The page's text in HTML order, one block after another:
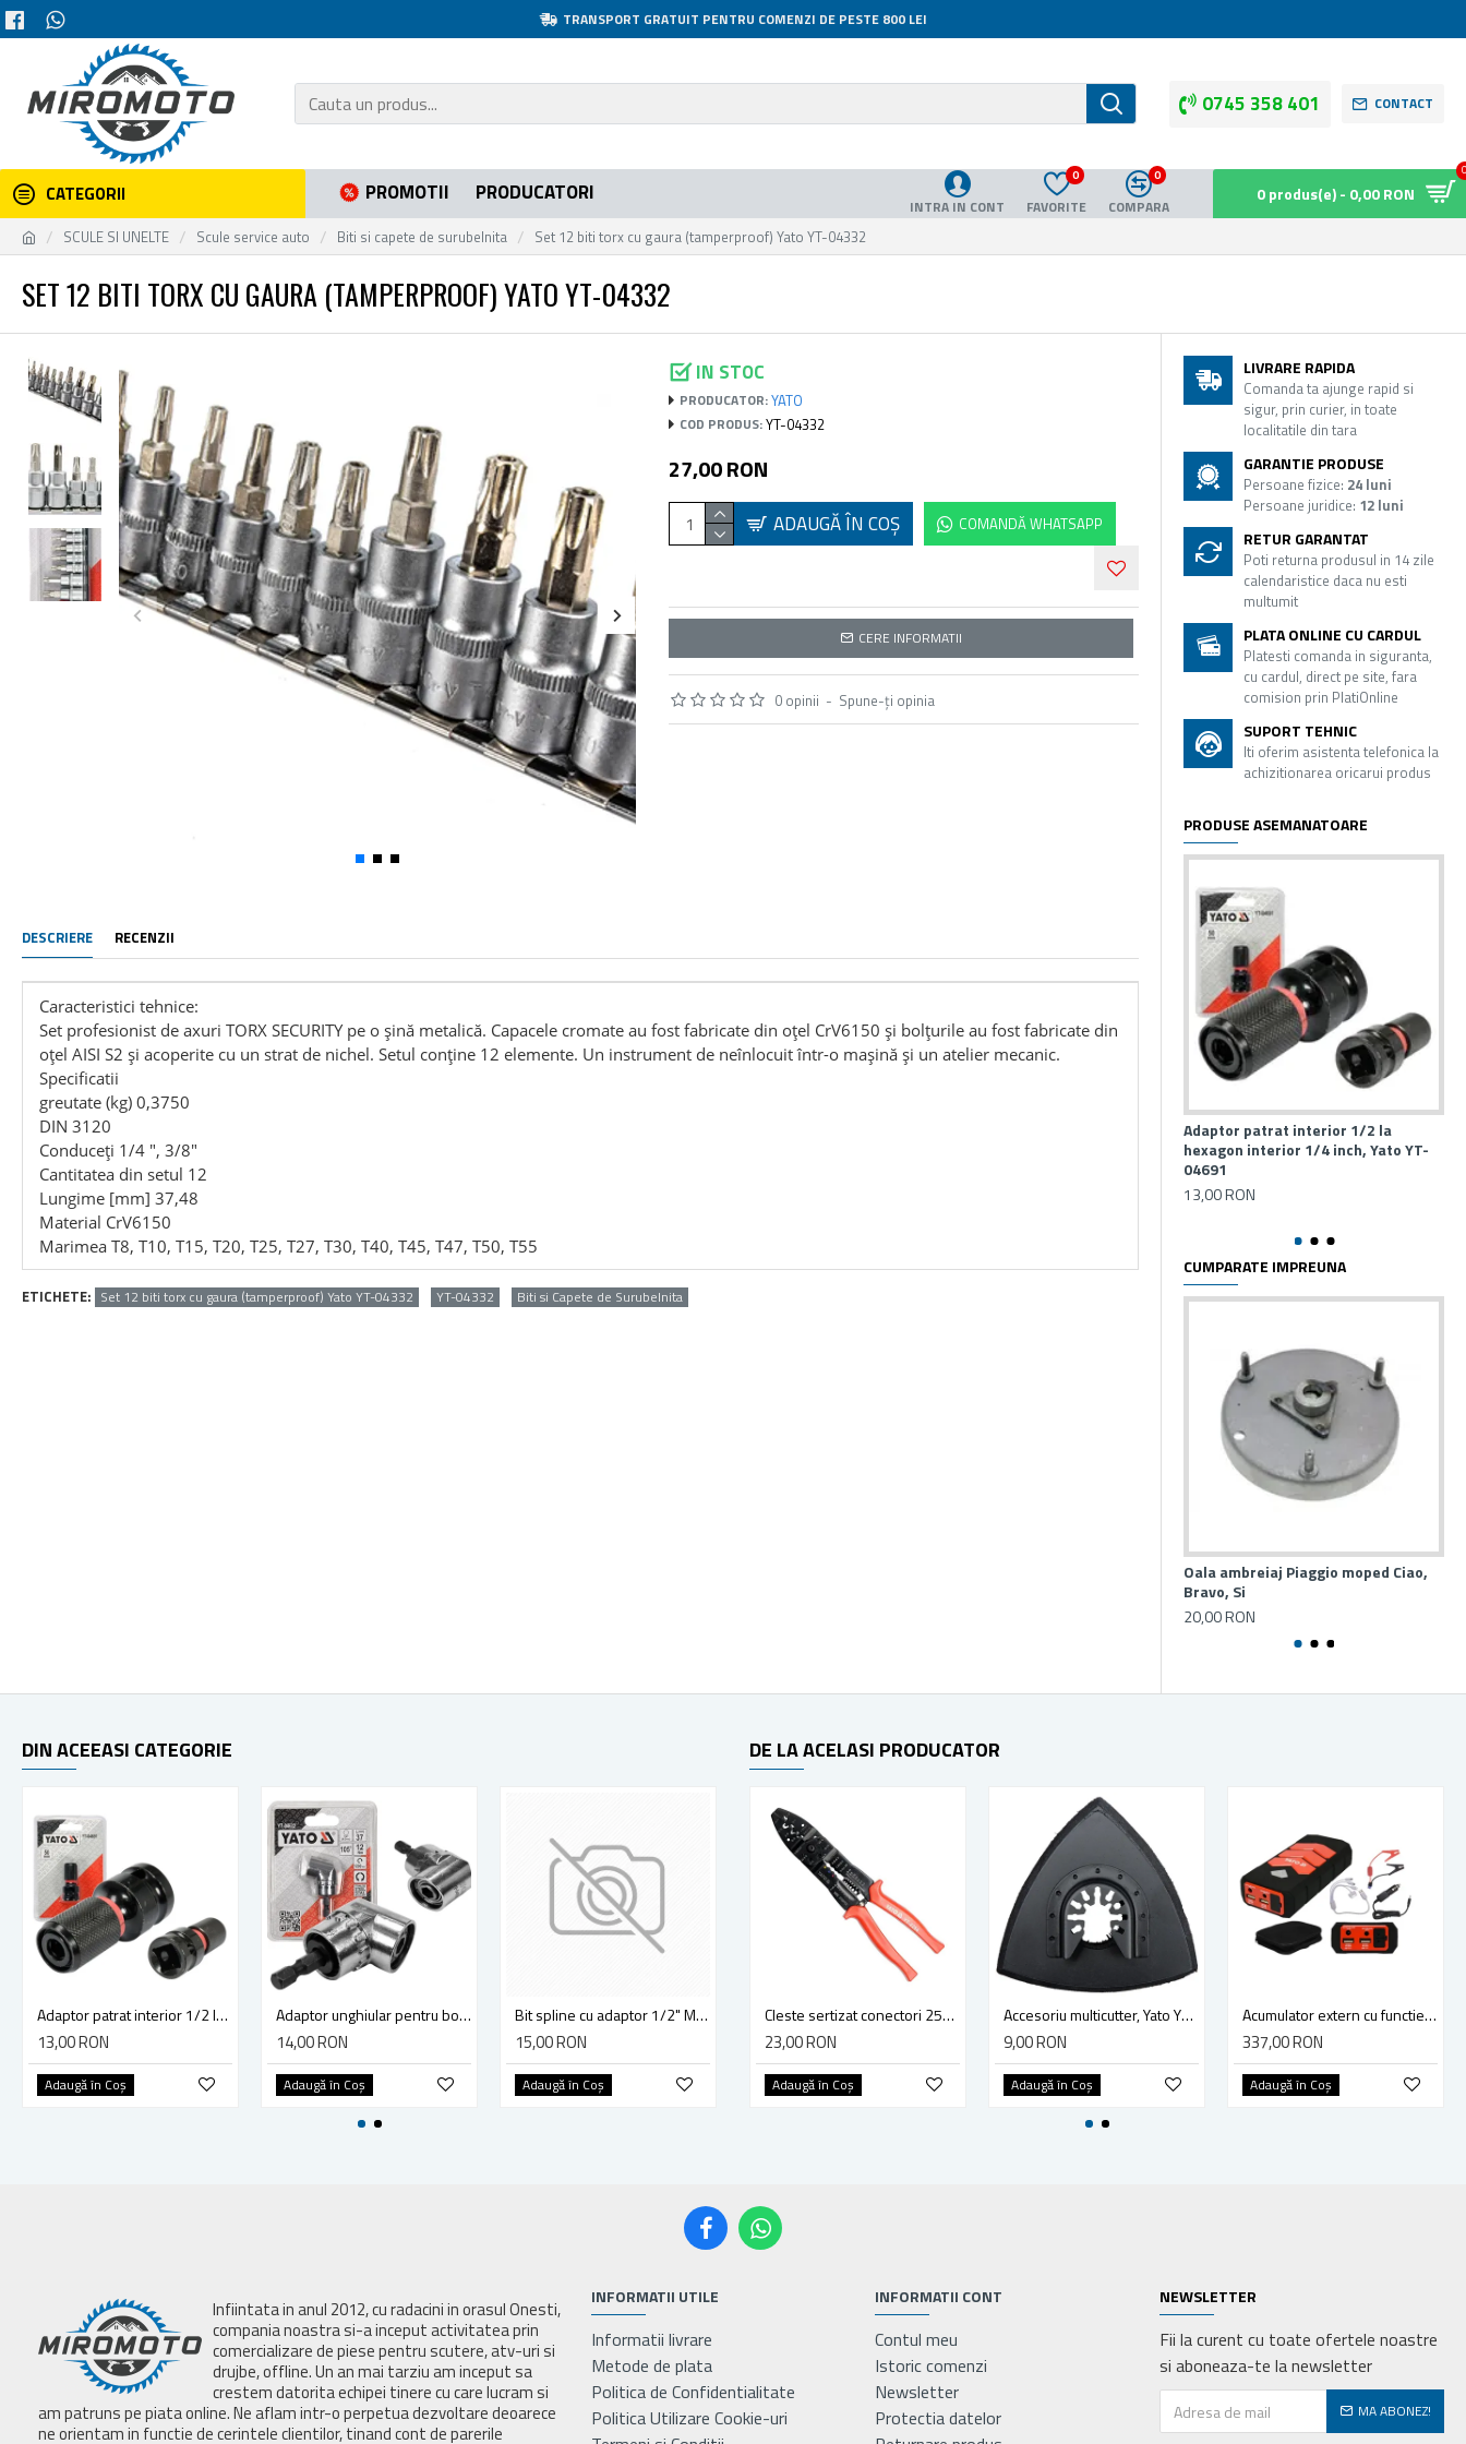
TRANSPORT GRATUIT PENTRU COMENZI DE PESTE 800 LEI
0745 358 401 CONTACT
CATEGORII PROMOTII PRODUCATORI
INTRA IN CONT FAVORITE
0
COMPARA
0
0 produs(e) - 0,00 RON
SCULE SI UNELTE Scule service auto Biti si capete de surubelnita Set 12 biti torx cu gaura (tamperproof) Yato YT-04332
SET 12 BITI TORX CU GAURA (TAMPERPROOF) YATO YT-04332
IN STOC
PRODUCATOR:YATO
COD PRODUS:YT-04332
0 opinii - Spune-ţi opinia
27,00 RON
ADAUGĂ ÎN COŞ COMANDĂ WHATSAPP
CERE INFORMATII
DESCRIERE RECENZII
Caracteristici tehnice:
Set profesionist de axuri TORX SECURITY pe o șină metalică. Capacele cromate au fost fabricate din oțel CrV6150 și bolțurile au fost fabricate din
oțel AISI S2 și acoperite cu un strat de nichel. Setul conține 12 elemente. Un instrument de neînlocuit într-o mașină și un atelier mecanic.
Specificatii
greutate (kg) 0,3750
DIN 3120
Conduceți 1/4 ", 3/8"
Cantitatea din setul 12
Lungime [mm] 37,48
Material CrV6150
Marimea T8, T10, T15, T20, T25, T27, T30, T40, T45, T47, T50, T55
ETICHETE: Set 12 biti torx cu gaura (tamperproof) Yato YT-04332 YT-04332 Biti si Capete de Surubelnita
LIVRARE RAPIDA
Comanda ta ajunge rapid si
sigur, prin curier, in toate
localitatile din tara
GARANTIE PRODUSE
Persoane fizice: 24 luni
Persoane juridice: 12 luni
RETUR GARANTAT
Poti returna produsul in 14 zile
calendaristice daca nu esti
multumit
PLATA ONLINE CU CARDUL
Platesti comanda in siguranta,
cu cardul, direct pe site, fara
comision prin PlatiOnline
SUPORT TEHNIC
Iti oferim asistenta telefonica la
achizitionarea oricarui produs
PRODUSE ASEMANATOARE
Adaptor patrat interior 1/2 la
hexagon interior 1/4 inch, Yato YT-
04691
13,00 RON
CUMPARATE IMPREUNA
Oala ambreiaj Piaggio moped Ciao,
Bravo, Si
20,00 RON
DIN ACEEASI CATEGORIE
Adaptor patrat interior 1/2 la hexagon interior 1/4 inch, Yato YT-04691
13,00 RON
Adaugă în Coş
Adaptor unghiular pentru bormasina, cap inclinat, unghi 105 grade, tija hexagonala 1/4, max 1200 rpm, lungime 37 mm
14,00 RON
Adaugă în Coş
Bit spline cu adaptor 1/2" M16 100MM Yato YT-04356
15,00 RON
Adaugă în Coş
Bit Spline cu Adaptor 1/2, M10, 100MM, YATO YT-04353
6,00 RON
Adaugă în Coş
Cap surubelnita cu magnet 1/4" 60 mm Yato YT-0466
9,00 RON
Adaugă în Coş
DE LA ACELASI PRODUCATOR
Cleste sertizat conectori 250 mm lama 4mm Yato YT-2254
23,00 RON
Adaugă în Coş
Accesoriu multicutter, Yato YT-34689, sistem Yato Quick Release, slefuire, 90 mm, ceramica, abrazive
9,00 RON
Adaugă în Coş
Acumulator extern cu functie booster Yato YT-83081 (pornire/incarcare auto), Li-Po, 9000 mAh, YT-83081
337,00 RON
Adaugă în Coş
Infiintata in anul 2012, cu radacini in orasul Onesti,
compania noastra si-a inceput activitatea prin
comercializare de piese pentru scutere, atv-uri si
drujbe, offline. Un an mai tarziu am inceput sa
crestem datorita echipei tinere cu care lucram si
am patruns pe piata online. Ne aflam intr-o perpetua dezvoltare deoarece
ne orientam in functie de cerintele clientilor, tinand cont de parerile
INFORMATII UTILE
Informatii livrare
Metode de plata
Politica de Confidentialitate
Politica Utilizare Cookie-uri
INFORMATII CONT
Contul meu
Istoric comenzi
Newsletter
Protectia datelor
NEWSLETTER
Fii la curent cu toate ofertele noastre
si aboneaza-te la newsletter
MA ABONEZ!